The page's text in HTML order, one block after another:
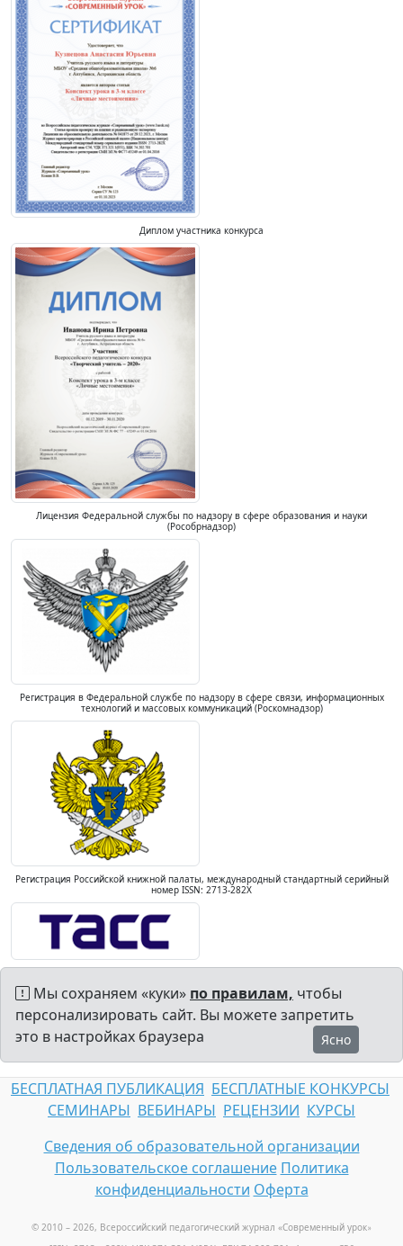
Диплом участника конкурса
Лицензия Федеральной службы по надзору в сфере образования и науки
(Рособрнадзор)
Регистрация в Федеральной службе по надзору в сфере связи, информационных
технологий и массовых коммуникаций (Роскомнадзор)
Регистрация Российской книжной палаты, международный стандартный серийный
номер ISSN: 2713-282X
Мы сохраняем «куки» по правилам, чтобы
персонализировать сайт. Вы можете запретить
это в настройках браузера
Ясно
БЕСПЛАТНАЯ ПУБЛИКАЦИЯ БЕСПЛАТНЫЕ КОНКУРСЫ
СЕМИНАРЫ ВЕБИНАРЫ РЕЦЕНЗИИ КУРСЫ
Сведения об образовательной организации
Пользовательское соглашение Политика
конфиденциальности Оферта
© 2010 – 2026, Всероссийский педагогический журнал «Современный урок»